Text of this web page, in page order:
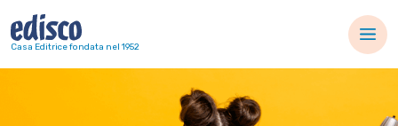
Navigazione principale
Casa Editrice fondata nel 1952